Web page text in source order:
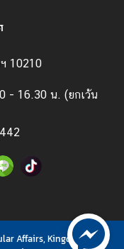
10210
- 16.30 น. (ยกเว้น
Affairs, Kingdom of